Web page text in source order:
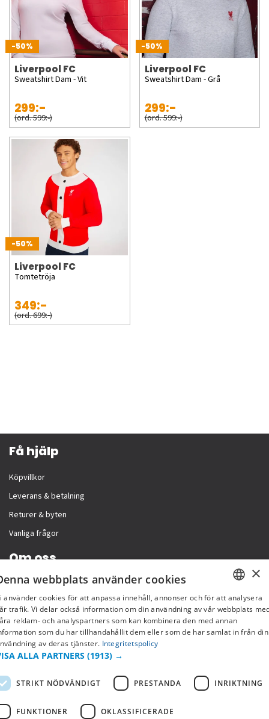
-50%
Liverpool FC
Sweatshirt Dam - Vit
299:-
(ord. 599:-)
-50%
Liverpool FC
Sweatshirt Dam - Grå
299:-
(ord. 599:-)
-50%
Liverpool FC
Tomtetröja
349:-
(ord. 699:-)
Få hjälp
Köpvillkor
Leverans & betalning
Returer & byten
Vanliga frågor
Om oss
Företagsinformation
SWEDISH
FI
×
webbplats använder cookies
använder cookies för att anpassa innehåll, annonser och för att analysera
trafik. Vi delar också information om din användning av vår webbplats
reklam- och analyspartners som kan kombinera den med annan
som du har tillhandahållit dem eller som de har samlat in från din
av deras tjänster. Integritetspolicy
ALLA PARTNERS (1913) →
STRIKT NÖDVÄNDIGT PRESTANDA INRIKTNING
FUNKTIONER OKLASSIFICERADE